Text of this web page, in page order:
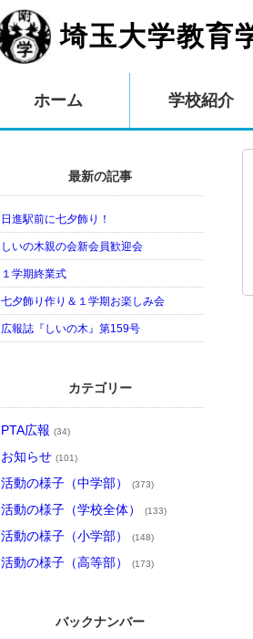
埼玉大学教育
ホーム 学校紹介
最新の記事
日進駅前に七夕飾り！
しいの木親の会新会員歓迎会
１学期終業式
七夕飾り作り＆１学期お楽しみ会
広報誌『しいの木』第159号
カテゴリー
PTA広報 (34)
お知らせ (101)
活動の様子（中学部） (373)
活動の様子（学校全体） (133)
活動の様子（小学部） (148)
活動の様子（高等部） (173)
バックナンバー